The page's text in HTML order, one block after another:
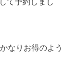
て予約しまし
なりお得のよう